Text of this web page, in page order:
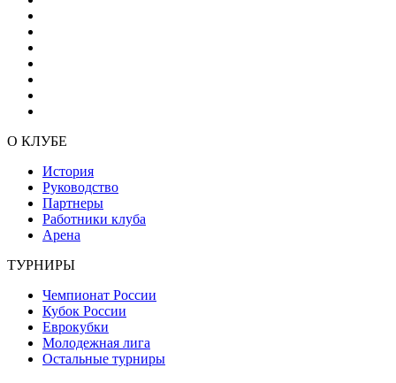
О КЛУБЕ
История
Руководство
Партнеры
Работники клуба
Арена
ТУРНИРЫ
Чемпионат России
Кубок России
Еврокубки
Молодежная лига
Остальные турниры